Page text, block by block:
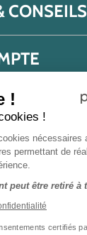
!
!
nécessaires
permettant de
peut être retiré à
certifiés
CONSEILS
données